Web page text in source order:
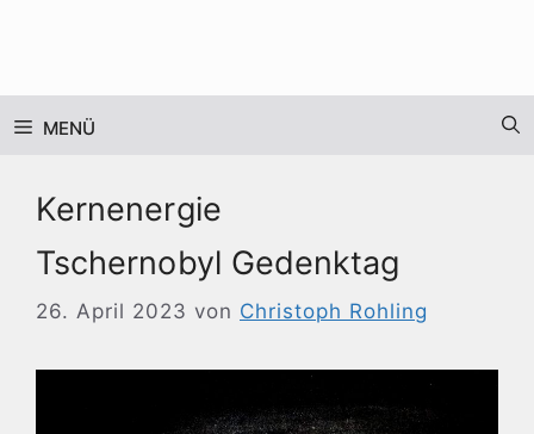
MENÜ
Kernenergie
Tschernobyl Gedenktag
26. April 2023 von Christoph Rohling